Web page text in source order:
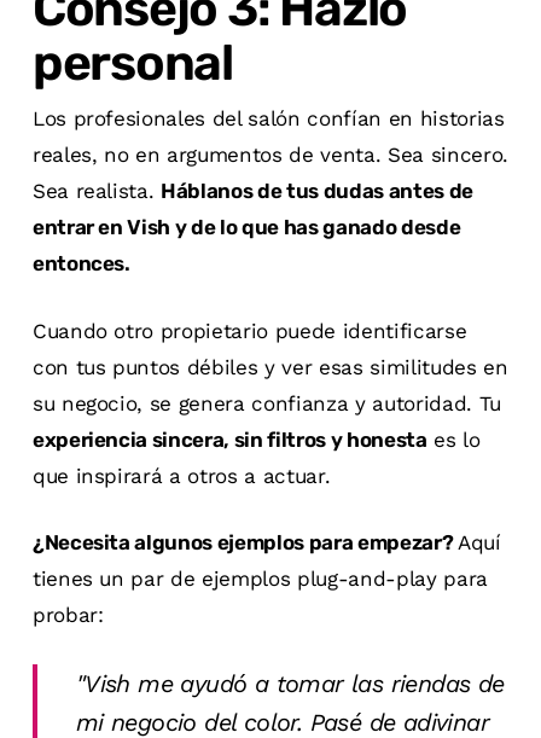
personal
Los profesionales del salón confían en historias
reales, no en argumentos de venta. Sea sincero.
Sea realista. Háblanos de tus dudas antes de
entrar en Vish y de lo que has ganado desde
entonces.
Cuando otro propietario puede identificarse
con tus puntos débiles y ver esas similitudes en
su negocio, se genera confianza y autoridad. Tu
experiencia sincera, sin filtros y honesta es lo
que inspirará a otros a actuar.
¿Necesita algunos ejemplos para empezar?Aquí
tienes un par de ejemplos plug-and-play para
probar:
"Vish me ayudó a tomar las riendas de
mi negocio del color. Pasé de adivinar